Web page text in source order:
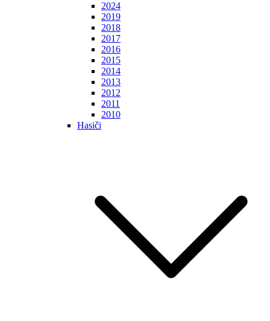
2024
2019
2018
2017
2016
2015
2014
2013
2012
2011
2010
Hasiči